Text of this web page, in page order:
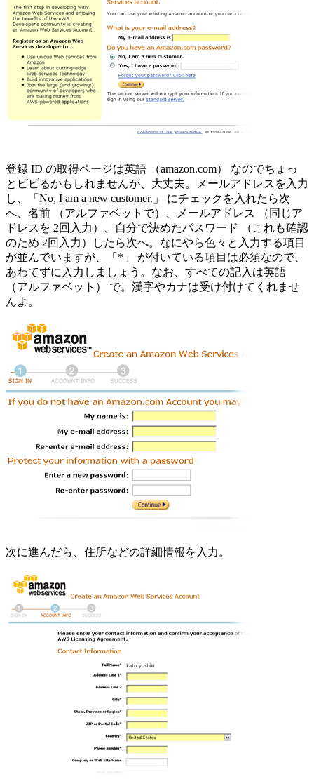
登録 ID の取得ページは英語 （amazon.com） なのでちょっ
とビビるかもしれませんが、大丈夫。メールアドレスを入力
し、「No, I am a new customer.」 にチェックを入れたら次
へ、名前 （アルファベットで）、メールアドレス （同じア
ドレスを 2回入力）、自分で決めたパスワード （これも確認
のため 2回入力）したら次へ。なにやら色々と入力する項目
が並んでいますが、「*」 が付いている項目は必須なので、
あわてずに入力しましょう。なお、すべての記入は英語
（アルファベット） で。漢字やカナは受け付けてくれませ
んよ。
次に進んだら、住所などの詳細情報を入力。